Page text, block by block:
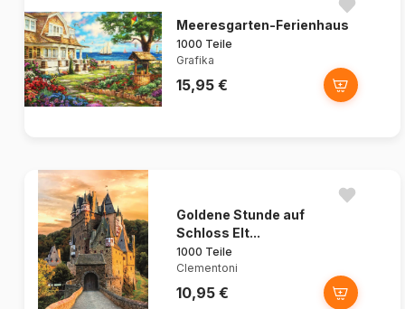
Meeresgarten-Ferienhaus
1000 Teile
Grafika
15,95 €
Goldene Stunde auf
Schloss Elt...
1000 Teile
Clementoni
10,95 €